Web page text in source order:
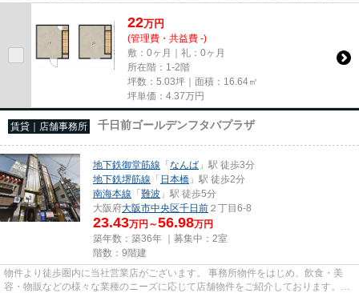
尚、弊社ではおとり広告は一切...
22万円
(管理費・共益費 -)
敷：0ヶ月｜礼：0ヶ月
所在階：1-2階
坪数：5.03坪｜面積：16.64㎡
坪単価： 4.37万円
賃貸｜店舗事務所 千日前ゴールデンフタバプラザ
地下鉄御堂筋線 「なんば 」駅 徒歩3分
地下鉄堺筋線 「 日本橋 」駅 徒歩2分
南海本線 「難波 」駅 徒歩5分
大阪府大阪市中央区千日前 ２丁目6-8
23.43万円～56.98万円
築年数：築36年 ｜募集中： 2室
階数：9階建
物件より徒歩圏内に当社営業店がございます。 事務所物件をはじめ、飲食・美
容・物販などの様々な業種のニーズに応じて店舗物件をご紹介しております。